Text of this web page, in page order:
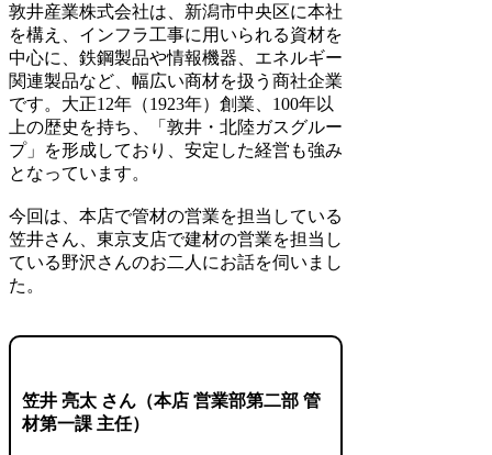
敦井産業株式会社は、新潟市中央区に本社
を構え、インフラ工事に用いられる資材を
中心に、鉄鋼製品や情報機器、エネルギー
関連製品など、幅広い商材を扱う商社企業
です。大正12年（1923年）創業、100年以
上の歴史を持ち、「敦井・北陸ガスグルー
プ」を形成しており、安定した経営も強み
となっています。
今回は、本店で管材の営業を担当している
笠井さん、東京支店で建材の営業を担当し
ている野沢さんのお二人にお話を伺いまし
た。
笠井 亮太 さん（本店 営業部第二部 管
材第一課 主任）